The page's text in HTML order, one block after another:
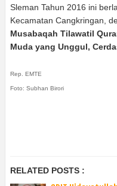
Sleman Tahun 2016 ini
Kecamatan Cangkringan,
Musabaqah Tilawatil
Muda yang Unggul,
Rep. EMTE
Foto: Subhan Birori
RELATED POSTS :